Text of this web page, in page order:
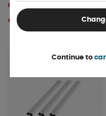
€ 2 .92 INFO
Continue to